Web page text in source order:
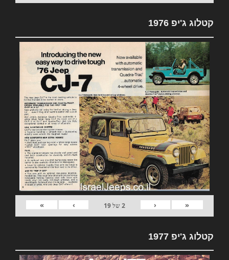
קטלוג ג'יפ 1976
«
‹
2של19
›
»
קטלוג ג'יפ 1977